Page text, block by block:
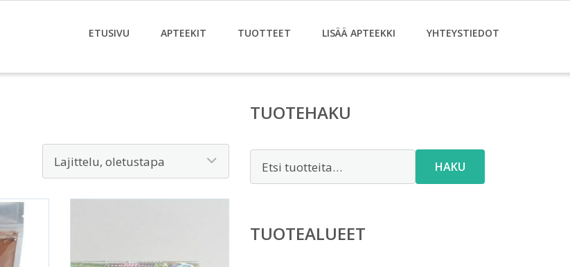
ETUSIVU APTEEKIT TUOTTEET LISÄÄ APTEEKKI YHTEYSTIEDOT
TUOTEHAKU
HAKU
TUOTEALUEET